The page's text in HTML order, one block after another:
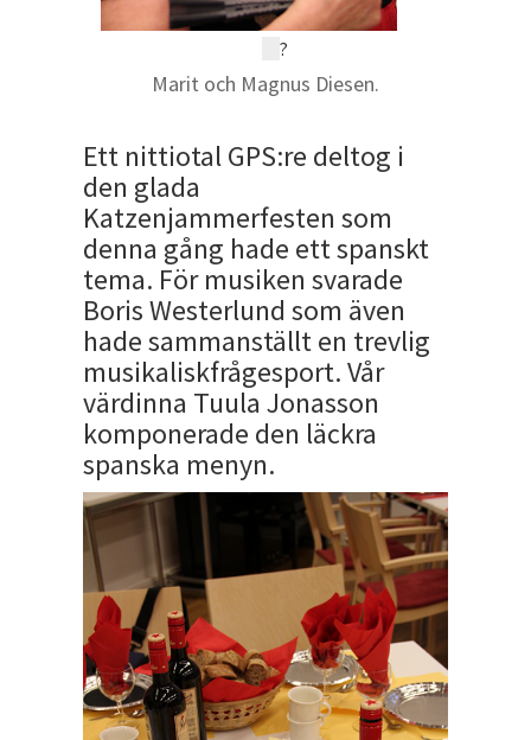
?
Marit och Magnus Diesen.
Ett nittiotal GPS:re deltog i
den glada
Katzenjammerfesten som
denna gång hade ett spanskt
tema. För musiken svarade
Boris Westerlund som även
hade sammanställt en trevlig
musikaliskfrågesport. Vår
värdinna Tuula Jonasson
komponerade den läckra
spanska menyn.